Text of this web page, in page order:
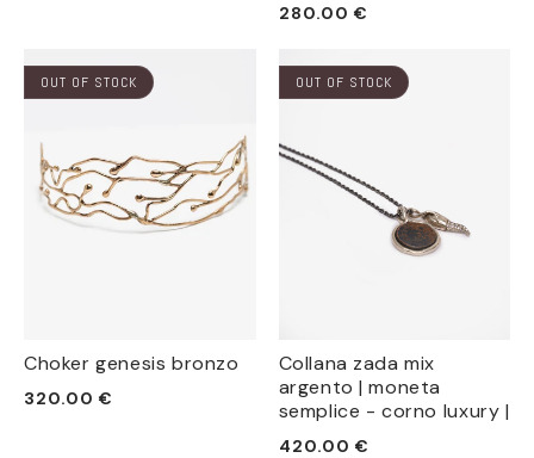
Prezzo
listino
280.00 €
Choker genesis bronzo
Prezzo
320.00 €
OUT OF STOCK
Collana zada mix
argento | moneta
semplice - corno luxury |
Prezzo
420.00 €
OUT OF STOCK